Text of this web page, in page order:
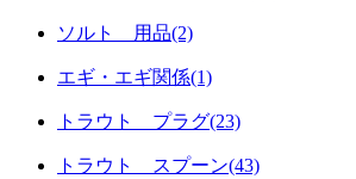
ソルト 用品(2)
エギ・エギ関係(1)
トラウト プラグ(23)
トラウト スプーン(43)